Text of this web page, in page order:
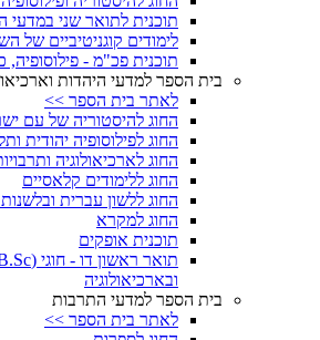
תוכנית לתואר שני במדעי
לימודים קוגניטיביים של
תוכנית פכ"מ -
בית הספר למדעי היהדות
לאתר בית הספר >>
החוג להיסטוריה של עם
החוג לפילוסופיה יהודית
החוג לארכיאולוגיה
החוג ללימודים קלאסיים
החוג ללשון עברית
החוג למקרא
תוכנית אופקים
ובארכיאולוגיה
בית הספר למדעי התרבות
לאתר בית הספר >>